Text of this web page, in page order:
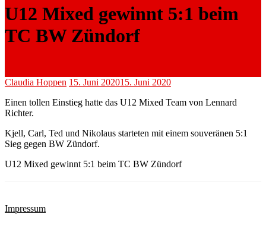
U12 Mixed gewinnt 5:1 beim
TC BW Zündorf
Claudia Hoppen 15. Juni 202015. Juni 2020
Einen tollen Einstieg hatte das U12 Mixed Team von Lennard
Richter.
Kjell, Carl, Ted und Nikolaus starteten mit einem souveränen 5:1
Sieg gegen BW Zündorf.
U12 Mixed gewinnt 5:1 beim TC BW Zündorf
Impressum